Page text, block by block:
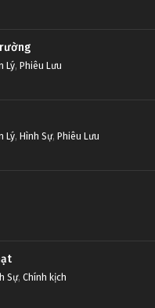
Lý, Phiêu Lưu
Lý, Hình Sự, Phiêu Lưu
Sự, Chính kịch